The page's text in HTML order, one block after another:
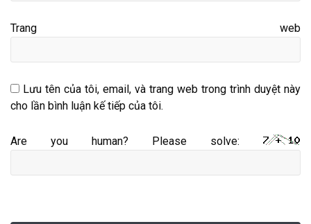
Trang web
Lưu tên của tôi, email, và trang web trong trình duyệt này
cho lần bình luận kế tiếp của tôi.
Are you human? Please solve: